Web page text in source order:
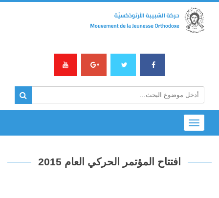
Toggle
navigation
افتتاح المؤتمر الحركي العام 2015